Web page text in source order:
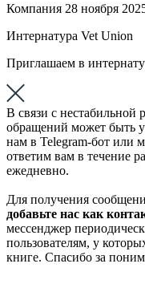
Компания 28 ноября
Интернатура Vet Union
Приглашаем в
В связи с нестабильной
обращений может быть
нам в Telegram-бот или
ответим вам в течение
ежедневно.
Для получения
добавьте нас как
мессенджер
пользователям, у
книге. Спасибо за